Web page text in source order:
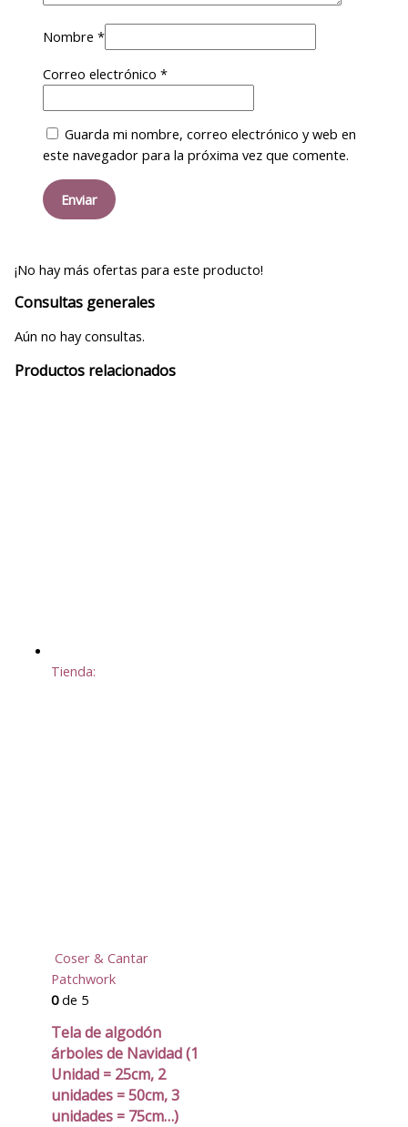
Nombre*
Correo electrónico*
Guarda mi nombre, correo electrónico y web en
este navegador para la próxima vez que comente.
¡No hay más ofertas para este producto!
Consultas generales
Aún no hay consultas.
Productos relacionados
Tienda:
Coser & Cantar
Patchwork
0de 5
Tela de algodón
árboles de Navidad (1
Unidad = 25cm, 2
unidades = 50cm, 3
unidades = 75cm…)